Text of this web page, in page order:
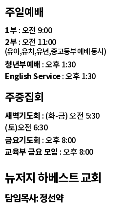
주일예배
1부 : 오전 9:00
2부 : 오전 11:00
(유아,유치,유년,중고등부 예배 동시)
청년부예배 : 오후 1:30
English Service: 오후 1:30
주중집회
새벽기도회 : (화-금) 오전 5:30
(토)오전 6:30
금요기도회 : 오후 8:00
교육부 금요 모임 : 오후 8:00
뉴저지 하베스트 교회
담임목사: 정선약